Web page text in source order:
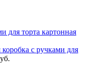
с ручками для